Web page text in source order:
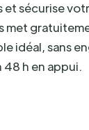
et sécurise
met
idéal, sans
48 h en appui.